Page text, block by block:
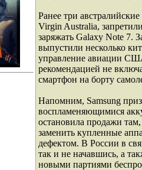
Ранее три
Virgin Australia,
заряжать Galaxy Note 7.
выпустили несколько
управление авиации
рекомендацией не
смартфон на борту
Напомним, Samsung
воспламеняющимися
остановила продажи
заменить купленные
дефектом. В России в
так и не начавшись, а
новыми партиями